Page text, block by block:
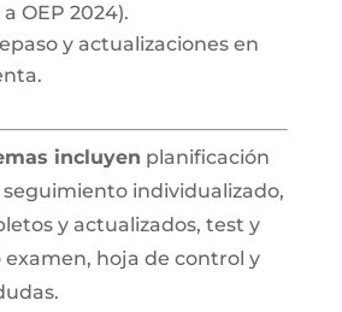
OEP 2024).
y actualizaciones en
incluyen planificación
seguimiento individualizado,
y actualizados, test y
hoja de control y